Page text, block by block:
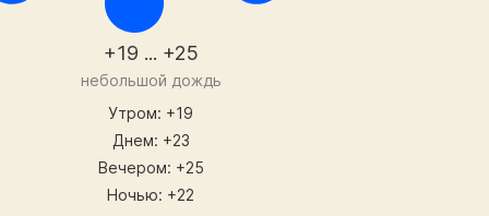
+19 ... +25
небольшой дождь
Утром: +19
Днем: +23
Вечером: +25
Ночью: +22